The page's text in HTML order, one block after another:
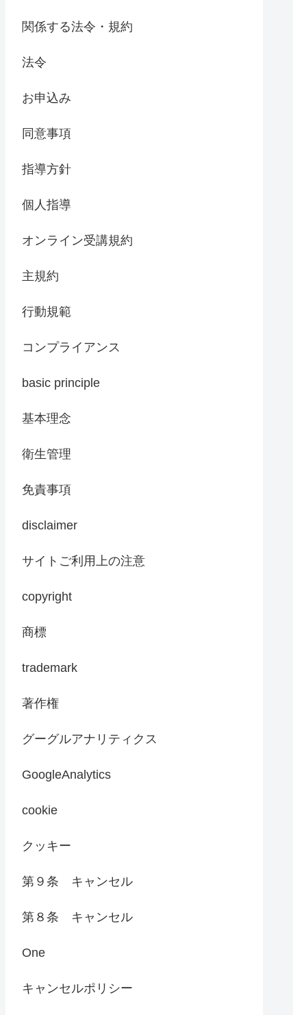
関係する法令・規約
法令
お申込み
同意事項
指導方針
個人指導
オンライン受講規約
主規約
行動規範
コンプライアンス
basic principle
基本理念
衛生管理
免責事項
disclaimer
サイトご利用上の注意
copyright
商標
trademark
著作権
グーグルアナリティクス
GoogleAnalytics
cookie
クッキー
第９条 キャンセル
第８条 キャンセル
One
キャンセルポリシー